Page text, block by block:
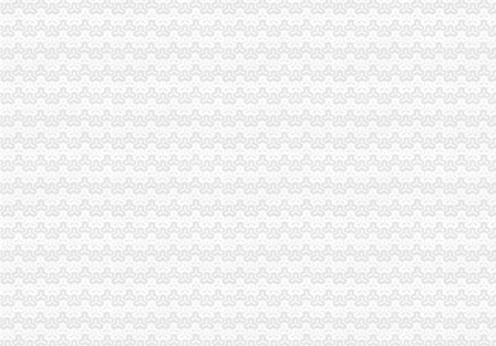
企业处采取积措施推进信用信息化建设
巴南局开展《重庆市重庆代办公司合同格式条款监督条例》培训
计划财务处深入开展“解放思想，更新观念”渝中区代办营业执照大讨论活动
城口局“四项措施”渝中区代办营业执照加食品安全监管
奉节局渝中区代办营业执照采取四项措施化基层所信息化建设
市局发布红盾示信息：渝中区代办公司慎选家用声频功率放大器
璧山局“六个化”渝中区代办公司推进政务公开工作
重庆市渝中区代办营业执照企业信用信息联合征信系统业务需求论证会召开
酉局掀起“解放思想，更新观念”渝中区代办公司大讨论热潮
云工商局重庆代办营业执照力抓农产品商标注册助农增收
开县局渝中区代办公司快速督办消费者申诉举报
工商动态
江津局着力加非公有制经济的渝中区代办营业执照建工作
巴南局认真抓好新《公司法》的渝中区工商代办贯彻实施
江北局四项措施加种子市渝中区代办营业执照场监管保护春耕播种